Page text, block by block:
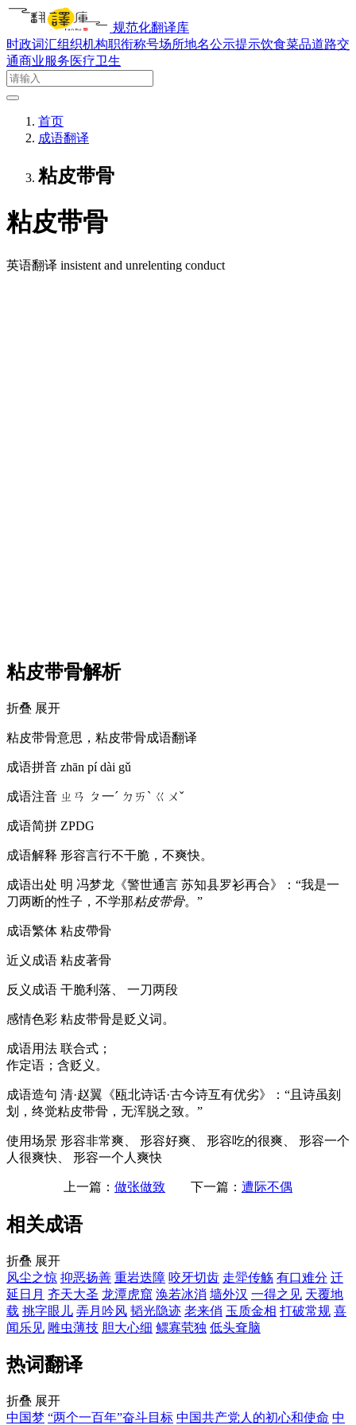
规范化翻译库
时政词汇组织机构职衔称号场所地名公示提示饮食菜品道路交
通商业服务医疗卫生
首页
成语翻译
粘皮带骨
粘皮带骨
英语翻译 insistent and unrelenting conduct
粘皮带骨解析
折叠 展开
粘皮带骨意思，粘皮带骨成语翻译
成语拼音 zhān pí dài gǔ
成语注音 ㄓㄢ ㄆ一ˊ ㄉㄞˋ ㄍㄨˇ
成语简拼 ZPDG
成语解释 形容言行不干脆，不爽快。
成语出处 明 冯梦龙《警世通言 苏知县罗衫再合》：“我是一
刀两断的性子，不学那粘皮带骨。”
成语繁体 粘皮帶骨
近义成语 粘皮著骨
反义成语 干脆利落、 一刀两段
感情色彩 粘皮带骨是贬义词。
成语用法 联合式；
作定语；含贬义。
成语造句 清·赵翼《瓯北诗话·古今诗互有优劣》：“且诗虽刻
划，终觉粘皮带骨，无浑脱之致。”
使用场景 形容非常爽、 形容好爽、 形容吃的很爽、 形容一个
人很爽快、 形容一个人爽快
上一篇： 做张做致 下一篇： 遭际不偶
相关成语
折叠 展开
风尘之惊 抑恶扬善 重岩迭障 咬牙切齿 走斝传觞 有口难分 迁
延日月 齐天大圣 龙潭虎窟 涣若冰消 墙外汉 一得之见 天覆地
载 挑字眼儿 弄月吟风 韬光隐迹 老来俏 玉质金相 打破常规 喜
闻乐见 雕虫薄技 胆大心细 鳏寡茕独 低头耷脑
热词翻译
折叠 展开
中国梦 “两个一百年”奋斗目标 中国共产党人的初心和使命 中